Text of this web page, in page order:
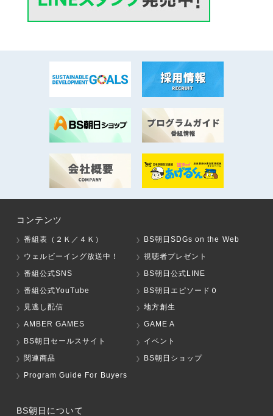
コンテンツ
番組表（２Ｋ／４Ｋ）
BS朝日SDGs on the Web
ウェルビーイング放送中！
視聴者プレゼント
番組公式SNS
BS朝日公式LINE
番組公式YouTube
BS朝日エピソード０
見逃し配信
地方創生
AMBER GAMES
GAME A
BS朝日セールスサイト
イベント
関連商品
BS朝日ショップ
Program Guide For Buyers
BS朝日について